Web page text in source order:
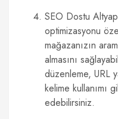
SEO Dostu
optimizasyonu
mağazanızın
almasını
düzenleme, URL
kelime kullanımı
edebilirsiniz.